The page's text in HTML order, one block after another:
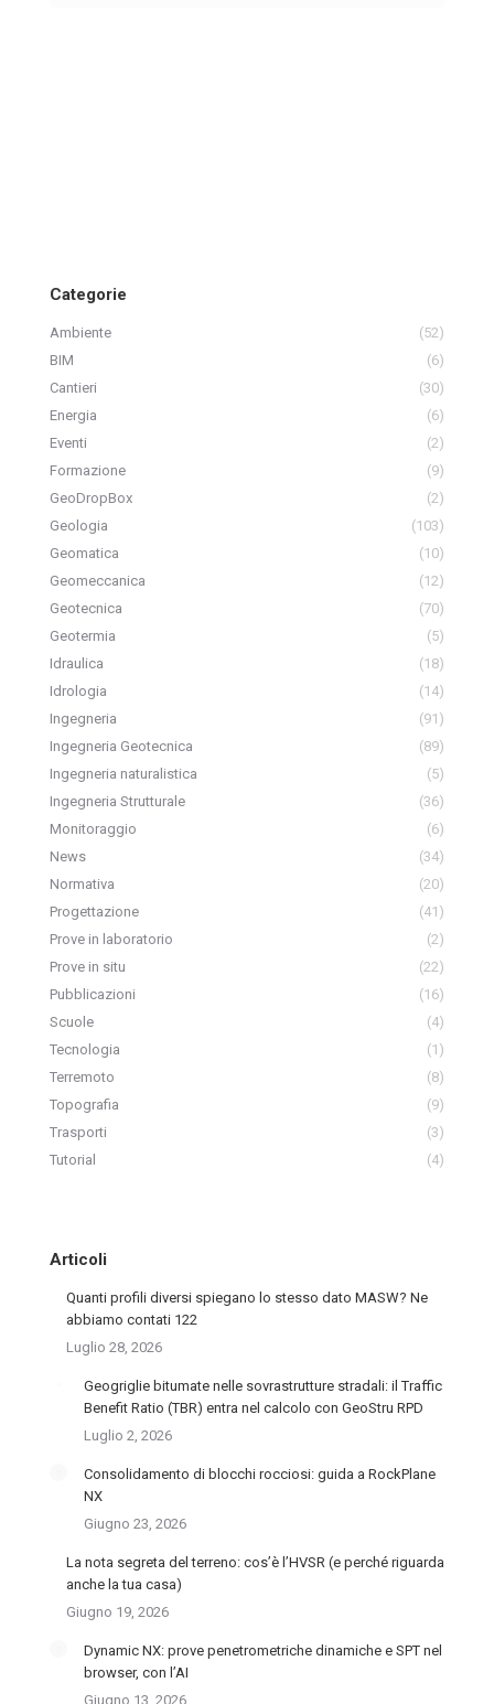
Categorie
Ambiente
(52)
BIM
(6)
Cantieri
(30)
Energia
(6)
Eventi
(2)
Formazione
(9)
GeoDropBox
(2)
Geologia
(103)
Geomatica
(10)
Geomeccanica
(12)
Geotecnica
(70)
Geotermia
(5)
Idraulica
(18)
Idrologia
(14)
Ingegneria
(91)
Ingegneria Geotecnica
(89)
Ingegneria naturalistica
(5)
Ingegneria Strutturale
(36)
Monitoraggio
(6)
News
(34)
Normativa
(20)
Progettazione
(41)
Prove in laboratorio
(2)
Prove in situ
(22)
Pubblicazioni
(16)
Scuole
(4)
Tecnologia
(1)
Terremoto
(8)
Topografia
(9)
Trasporti
(3)
Tutorial
(4)
Articoli
Quanti profili diversi spiegano lo stesso dato MASW? Ne
abbiamo contati 122
Luglio 28, 2026
Geogriglie bitumate nelle sovrastrutture stradali: il Traffic
Benefit Ratio (TBR) entra nel calcolo con GeoStru RPD
Luglio 2, 2026
Consolidamento di blocchi rocciosi: guida a RockPlane
NX
Giugno 23, 2026
La nota segreta del terreno: cos’è l’HVSR (e perché riguarda
anche la tua casa)
Giugno 19, 2026
Dynamic NX: prove penetrometriche dinamiche e SPT nel
browser, con l’AI
Giugno 13, 2026